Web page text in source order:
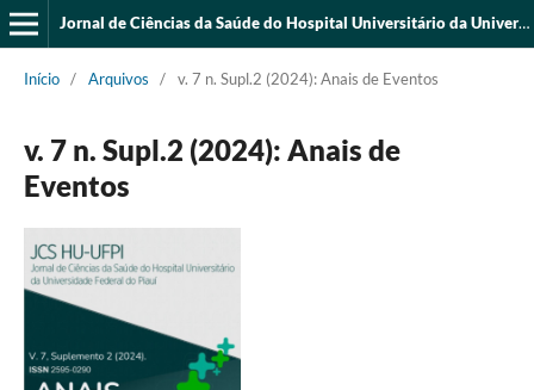
Jornal de Ciências da Saúde do Hospital Universitário da Universidade Federal do Piauí
Início / Arquivos / v. 7 n. Supl.2 (2024): Anais de Eventos
v. 7 n. Supl.2 (2024): Anais de
Eventos